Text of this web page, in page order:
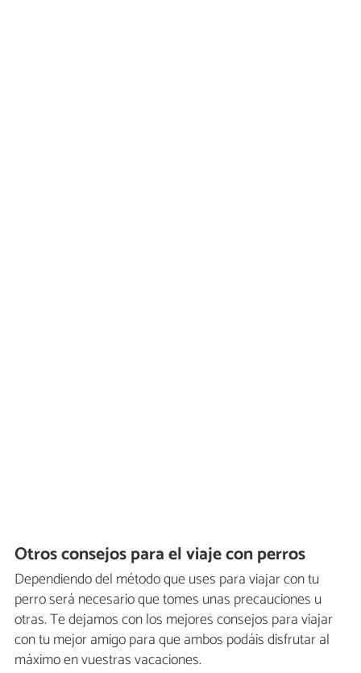
Otros consejos para el viaje con perros
Dependiendo del método que uses para viajar con tu
perro será necesario que tomes unas precauciones u
otras. Te dejamos con los mejores consejos para viajar
con tu mejor amigo para que ambos podáis disfrutar al
máximo en vuestras vacaciones.